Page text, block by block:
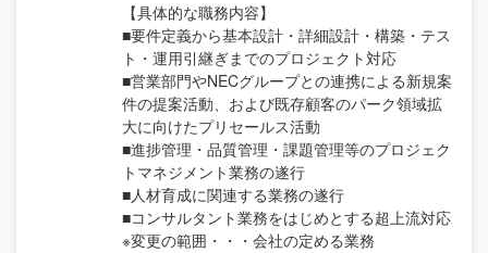
【具体的な職務内容】
■要件定義から基本設計・詳細設計・構築・テス
ト・運用引継ぎまでのプロジェクト対応
■営業部門やNECグループとの連携による新規案
件の提案活動、および既存顧客のパーク領域拡
大に向けたプリセールス活動
■進捗管理・品質管理・課題管理等のプロジェク
トマネジメント業務の遂行
■人材育成に関連する業務の遂行
■コンサルタント業務をはじめとする超上流対応
※変更の範囲・・・会社の定める業務